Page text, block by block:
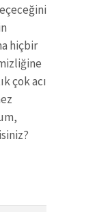
hiçbir
çok acı